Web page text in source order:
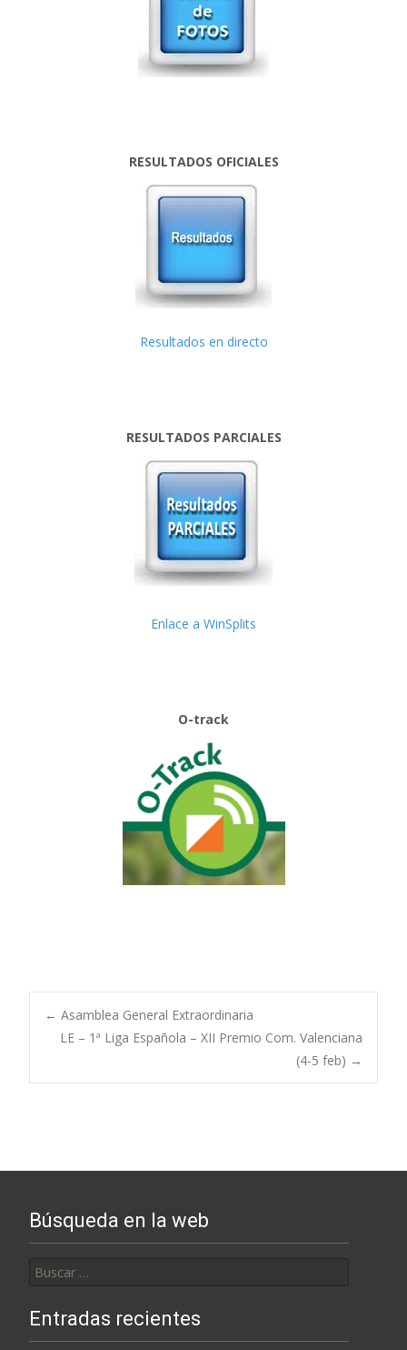
RESULTADOS OFICIALES
Resultados en directo
RESULTADOS PARCIALES
Enlace a WinSplits
O-track
Post
navigation
← Asamblea General Extraordinaria
LE – 1ª Liga Española – XII Premio Com. Valenciana
(4-5 feb) →
Búsqueda en la web
Entradas recientes